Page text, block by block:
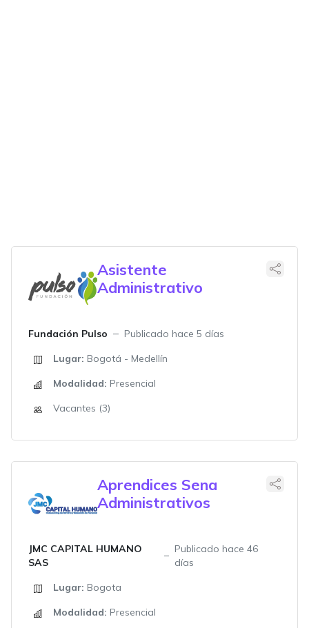
Asistente
Administrativo
Fundación Pulso
Publicado hace 5 días
Lugar: Bogotá - Medellín
Modalidad: Presencial
Vacantes (3)
Aprendices Sena
Administrativos
JMC CAPITAL HUMANO
SAS
Publicado hace 46
días
Lugar: Bogota
Modalidad: Presencial